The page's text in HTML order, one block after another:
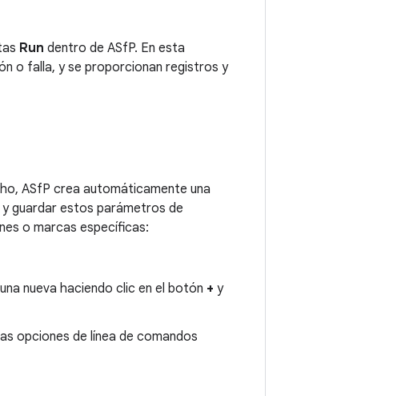
Run dentro de ASfP. En esta
o falla, y se proporcionan registros y
ASfP crea automáticamente una
guardar estos parámetros de
o marcas específicas:
nueva haciendo clic en el botón + y
opciones de línea de comandos